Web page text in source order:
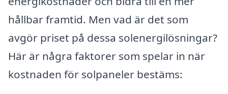
hållbar framtid. Men vad är det som
avgör priset på dessa solenergilösningar?
Här är några faktorer som spelar in när
kostnaden för solpaneler bestäms: